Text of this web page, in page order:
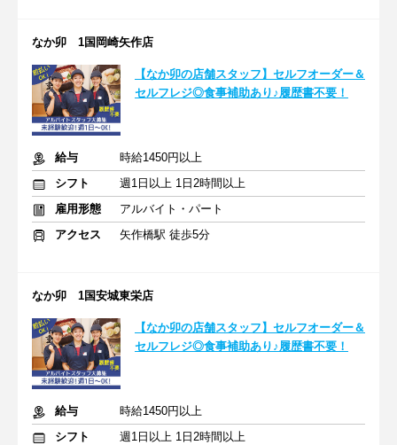
なか卯 1国岡崎矢作店
【なか卯の店舗スタッフ】セルフオーダー＆
セルフレジ◎食事補助あり♪履歴書不要！
給与
時給1450円以上
シフト
週1日以上 1日2時間以上
雇用形態
アルバイト・パート
アクセス
矢作橋駅 徒歩5分
なか卯 1国安城東栄店
【なか卯の店舗スタッフ】セルフオーダー＆
セルフレジ◎食事補助あり♪履歴書不要！
給与
時給1450円以上
シフト
週1日以上 1日2時間以上